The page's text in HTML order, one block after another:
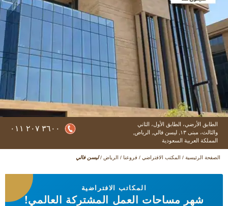
الطابق الأرضي، الطابق الأول، الثاني
والثالث، مبنى ١٣,
ليسن فالي, الرياض,
المملكة العربية السعودية
٣٦٠٠ ٢٠٧ ٠١١
الصفحة الرئيسية / المكتب الافتراضي / فروعنا / الرياض / ليسن فالي
المكاتب الافتراضية
شهر مساحات العمل المشتركة العالمي!